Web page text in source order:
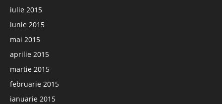
iulie 2015
iunie 2015
mai 2015
aprilie 2015
martie 2015
februarie 2015
ianuarie 2015